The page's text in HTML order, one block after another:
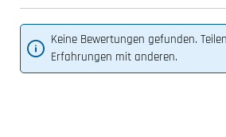
Keine Bewertungen gefunden.
Erfahrungen mit anderen.